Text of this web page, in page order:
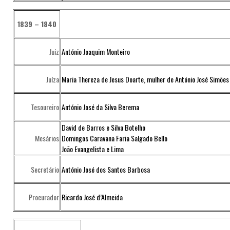
1839 – 1840
Juiz António Joaquim Monteiro
Juíza Maria Thereza de Jesus Doarte, mulher de António José
Tesoureiro António José da Silva Berema
Mesários
David de Barros e Silva Botelho
Domingos Caravana Faria Salgado Bello
João Evangelista e Lima
Secretário António José dos Santos Barbosa
Procurador Ricardo José d’Almeida